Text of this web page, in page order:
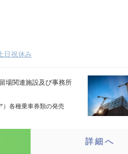
日祝休み
場関連施設及び事務所
）各種乗車券類の発売
詳細へ